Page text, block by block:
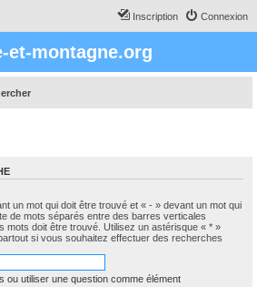
Connexion
Inscription
et-montagne.org
un mot qui doit être trouvé et « - » devant un mot qui
de mots séparés entre des barres verticales
mots doit être trouvé. Utilisez un astérisque « * »
si vous souhaitez effectuer des recherches
ou utiliser une question comme élément